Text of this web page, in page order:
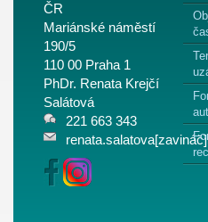
ČR
Mariánské náměstí
190/5
110 00 Praha 1
PhDr. Renata Krejčí
Salátová
221 663 343